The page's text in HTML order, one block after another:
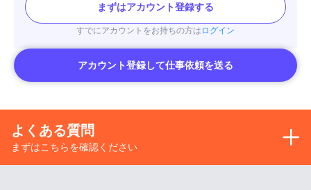
まずはアカウント登録する
すでにアカウントをお持ちの方は ログイン
アカウント登録して仕事依頼を送る
よくある質問
まずはこちらを確認ください